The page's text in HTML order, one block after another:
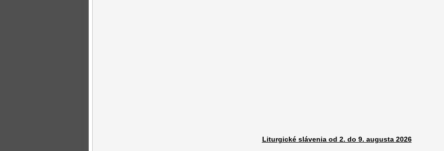
Liturgické slávenia od 2. do 9. augusta 2026